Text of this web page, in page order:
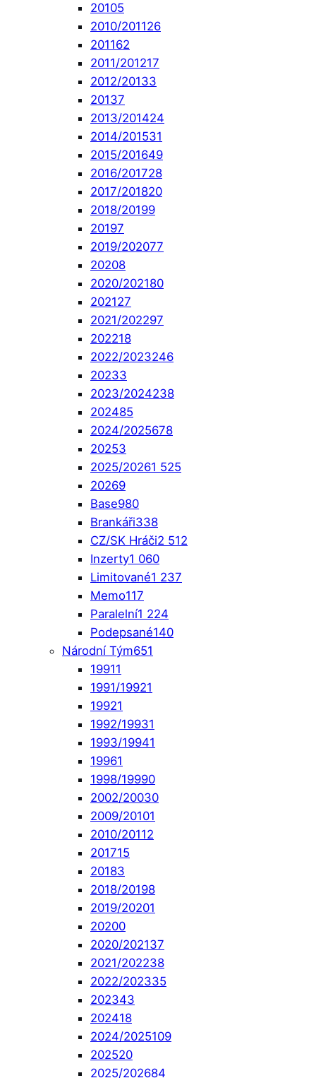
20105
2010/201126
201162
2011/201217
2012/20133
20137
2013/201424
2014/201531
2015/201649
2016/201728
2017/201820
2018/20199
20197
2019/202077
20208
2020/202180
202127
2021/202297
202218
2022/2023246
20233
2023/2024238
202485
2024/2025678
20253
2025/20261 525
20269
Base980
Brankáři338
CZ/SK Hráči2 512
Inzerty1 060
Limitované1 237
Memo117
Paralelní1 224
Podepsané140
Národní Tým651
19911
1991/19921
19921
1992/19931
1993/19941
19961
1998/19990
2002/20030
2009/20101
2010/20112
201715
20183
2018/20198
2019/20201
20200
2020/202137
2021/202238
2022/202335
202343
202418
2024/2025109
202520
2025/202684